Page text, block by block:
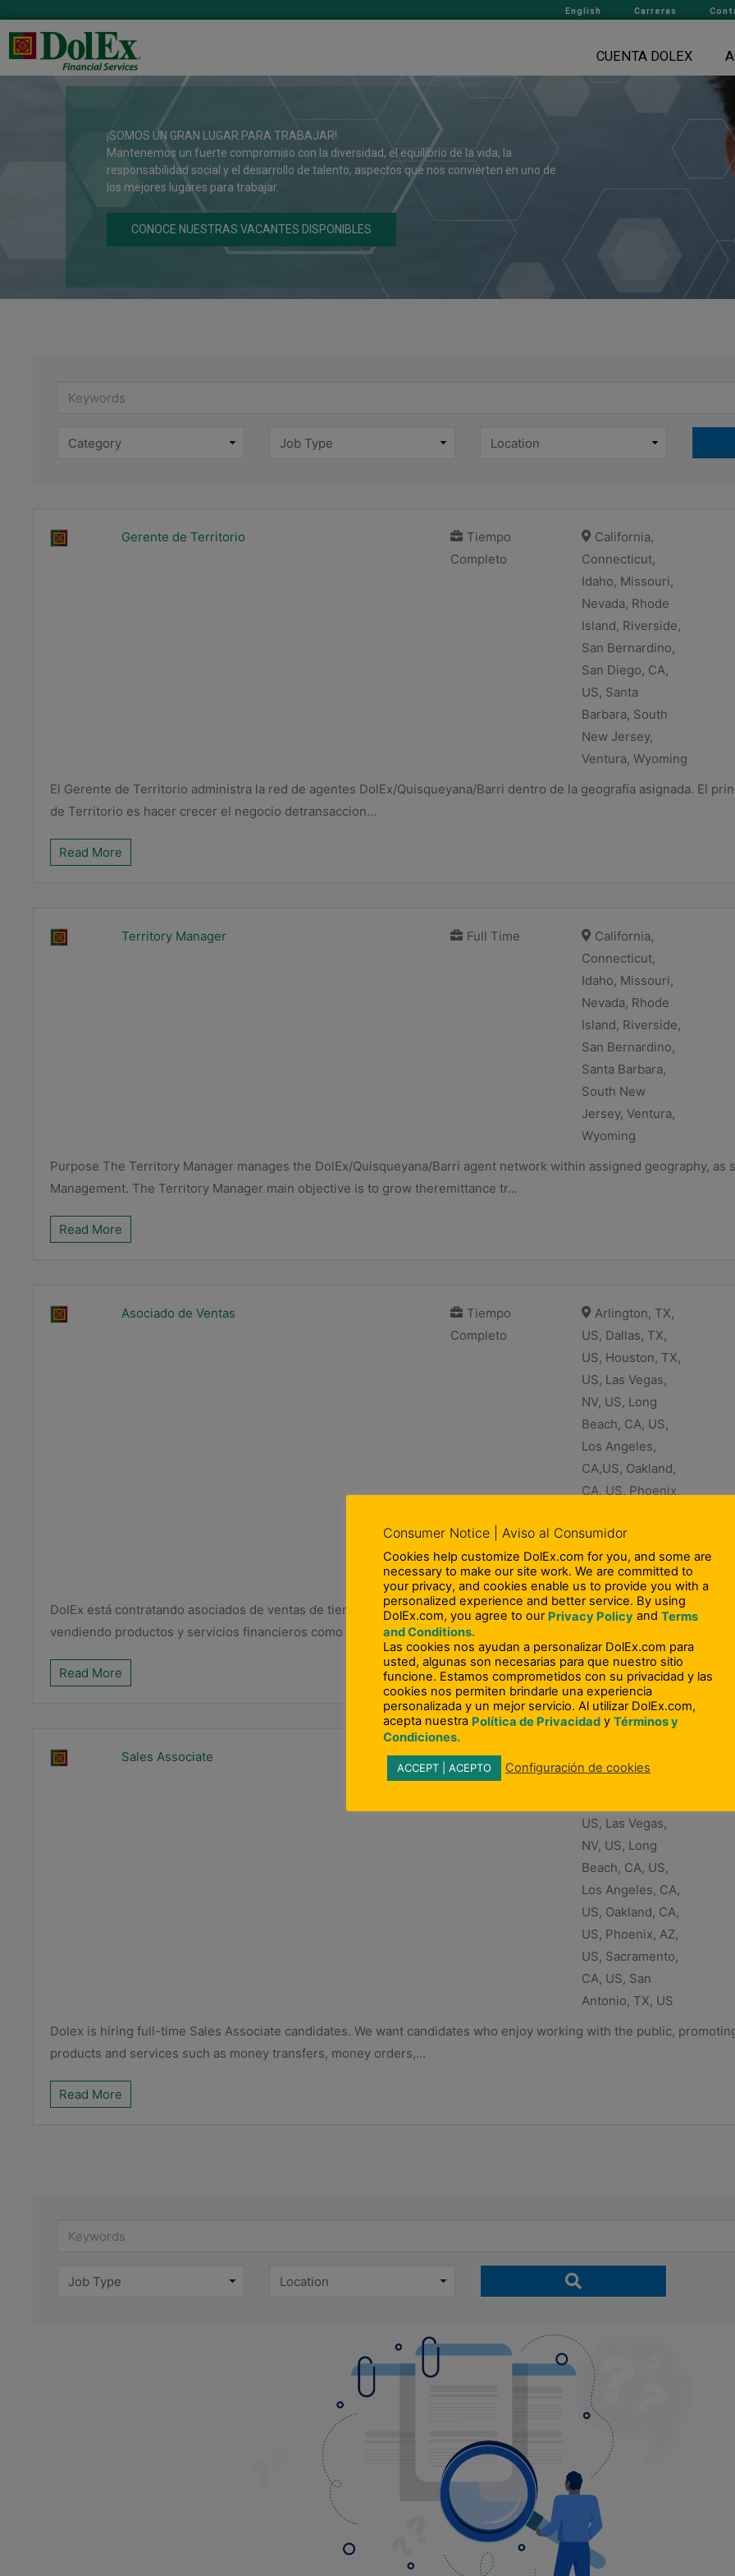
English Carreras
CUENTA DOLEX
nos convierten en uno de
Keywords
Gerente de Territorio
Tiempo
Completo
California,
Connecticut,
Idaho, Missouri,
Nevada, Rhode
Island, Riverside,
San Bernardino,
San Diego, CA,
US, Santa
Barbara, South
New Jersey,
Ventura, Wyoming
El Gerente de Territorio administra la red de agentes DolEx/Quisqueyana/Barri dentro de la geografía asignada. El
de Territorio es hacer crecer el negocio detransaccion...
Read More
Territory Manager Full Time
California,
Connecticut,
Idaho, Missouri,
Nevada, Rhode
Island, Riverside,
San Bernardino,
Santa Barbara,
South New
Jersey, Ventura,
Wyoming
Purpose The Territory Manager manages the DolEx/Quisqueyana/Barri agent network within assigned geography, as
Management. The Territory Manager main objective is to grow theremittance tr...
Read More
Asociado de Ventas
Tiempo
Completo
Arlington, TX,
US, Dallas, TX,
US, Houston, TX,
US, Las Vegas,
NV, US, Long
Beach, CA, US,
Los Angeles,
CA,US, Oakland,
CA, US, Phoenix,
Sacramento, CA,
US, San Antonio,
TX, US
DolEx está contratando asociados de ventas de tiempo completo. Buscamos candidatos que disfruten trabajar con el
vendiendo productos y servicios financieros como envíos de di...
Read More
Sales Associate Full Time
US, Las Vegas,
NV, US, Long
Beach, CA, US,
Los Angeles, CA,
US, Oakland, CA,
US, Phoenix, AZ,
US, Sacramento,
CA, US, San
Antonio, TX, US
Dolex is hiring full-time Sales Associate candidates. We want candidates who enjoy working with the public,
products and services such as money transfers, money orders,...
Read More
Keywords
Consumer Notice | Aviso al Consumidor
Cookies help customize DolEx.com for you, and some are
necessary to make our site work. We are committed to
your privacy, and cookies enable us to provide you with a
personalized experience and better service. By using
DolEx.com, you agree to our Privacy Policy and Terms
and Conditions.
Las cookies nos ayudan a personalizar DolEx.com para
usted, algunas son necesarias para que nuestro sitio
funcione. Estamos comprometidos con su privacidad y las
cookies nos permiten brindarle una experiencia
personalizada y un mejor servicio. Al utilizar DolEx.com,
acepta nuestra Política de Privacidad y Términos y
Condiciones.
ACCEPT | ACEPTO Configuración de cookies